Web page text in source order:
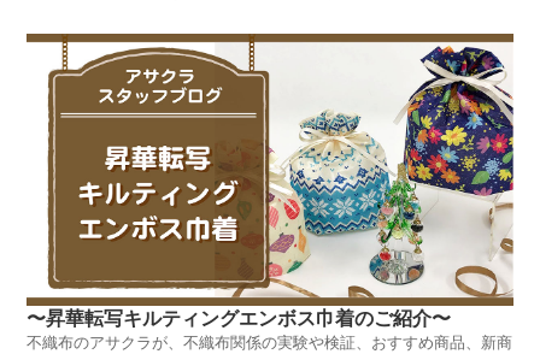
〜昇華転写キルティングエンボス巾着のご紹介〜
不織布のアサクラが、不織布関係の実験や検証、おすすめ商品、新商